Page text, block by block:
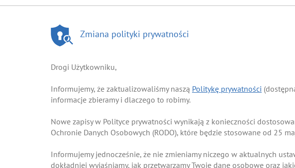
Zmiana polityki prywatności
Drogi Użytkowniku,
Informujemy, że zaktualizowaliśmy naszą Politykę prywatności
informacje zbieramy i dlaczego to robimy.
Nowe zapisy w Polityce prywatności wynikają z konieczności
Ochronie Danych Osobowych (RODO), które będzie stosowane od 25
Informujemy jednocześnie, że nie zmieniamy niczego w aktualnych
dokładniej wyjaśniamy, jak przetwarzamy Twoje dane osobowe oraz